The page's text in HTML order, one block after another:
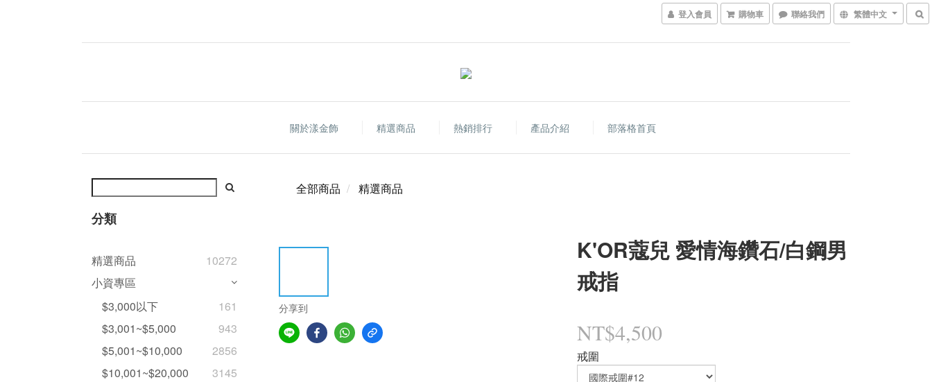
登入會員 購物車 聯絡我們 繁體中文
關於漾金飾 精選商品 熱銷排行 產品介紹 部落格首頁
分類
精選商品
10272
小資專區
$3,000以下
161
$3,001~$5,000
943
$5,001~$10,000
2856
$10,001~$20,000
3145
全部商品 精選商品
分享到
K'OR蔻兒 愛情海鑽石/白鋼男
戒指
NT$4,500
戒圍